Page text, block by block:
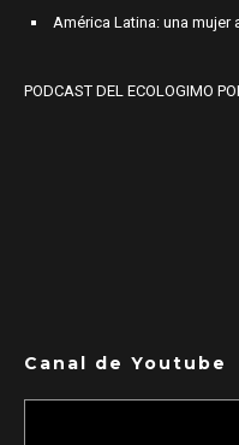
América Latina: una
PODCAST DEL ECOLOGIMO
Canal de Youtube